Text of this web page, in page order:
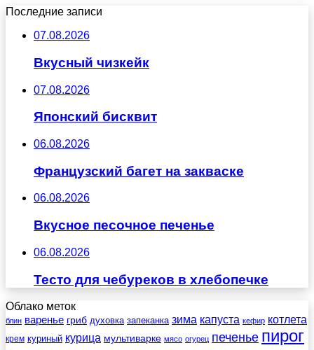
Последние записи
07.08.2026
Вкусный чизкейк
07.08.2026
Японский бисквит
06.08.2026
Французский багет на закваске
06.08.2026
Вкусное песочное печенье
06.08.2026
Тесто для чебуреков в хлебопечке
Облако меток
блин варенье гриб духовка запеканка зима капуста кефир котлета
крем куриный курица мультиварке мясо огурец печенье пирог